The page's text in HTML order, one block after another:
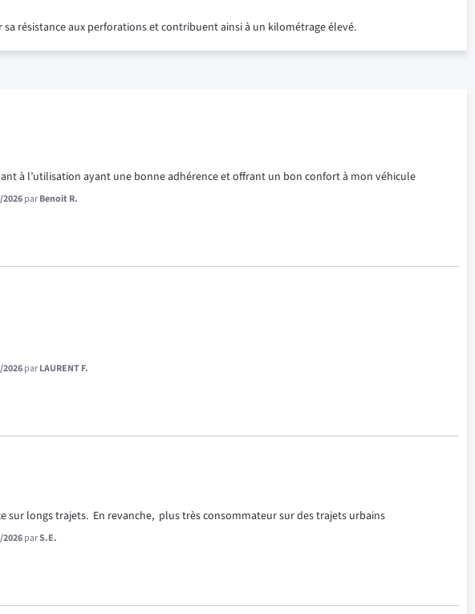
résistance aux perforations et contribuent ainsi à un kilométrage élevé.
à l’utilisation ayant une bonne adhérence et offrant un bon confort à mon véhicule
2026parBenoit R.
2026parLAURENT F.
sur longs trajets.  En revanche,  plus très consommateur sur des trajets urbains
2026parS.E.